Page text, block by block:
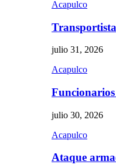
Acapulco
julio 31, 2026
Acapulco
julio 30, 2026
Acapulco
Ataque